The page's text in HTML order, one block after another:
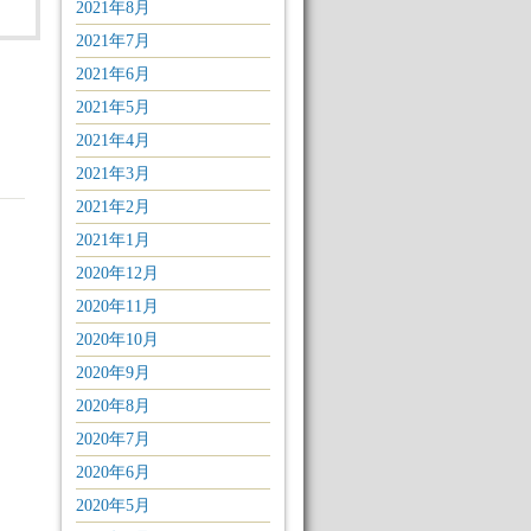
2021年8月
2021年7月
2021年6月
2021年5月
2021年4月
2021年3月
2021年2月
2021年1月
2020年12月
2020年11月
2020年10月
2020年9月
2020年8月
2020年7月
2020年6月
2020年5月